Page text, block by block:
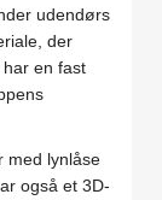
udendørs
der
en fast
med lynlåse
også et 3D-